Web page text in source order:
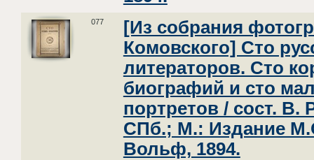
077
[Из собрания
Комовского] Сто
литераторов. Сто
биографий и сто
портретов / сост. В.
СПб.; М.: Издание
Вольф, 1894.